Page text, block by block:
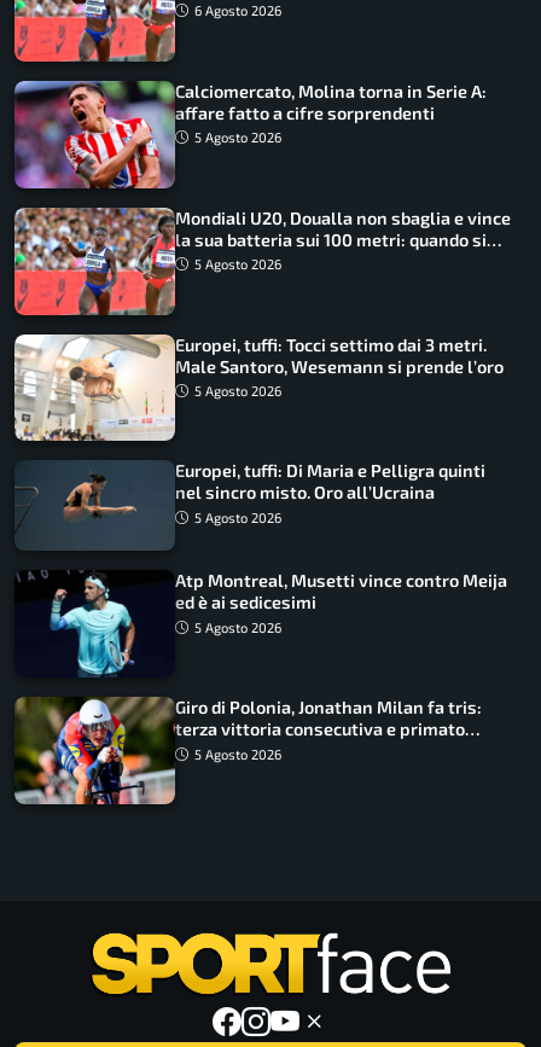
6 Agosto 2026
Calciomercato, Molina torna in Serie A:
affare fatto a cifre sorprendenti
5 Agosto 2026
Mondiali U20, Doualla non sbaglia e vince
la sua batteria sui 100 metri: quando si
disputano le finali
5 Agosto 2026
Europei, tuffi: Tocci settimo dai 3 metri.
Male Santoro, Wesemann si prende l’oro
5 Agosto 2026
Europei, tuffi: Di Maria e Pelligra quinti
nel sincro misto. Oro all’Ucraina
5 Agosto 2026
Atp Montreal, Musetti vince contro Meija
ed è ai sedicesimi
5 Agosto 2026
Giro di Polonia, Jonathan Milan fa tris:
terza vittoria consecutiva e primato
rafforzato
5 Agosto 2026